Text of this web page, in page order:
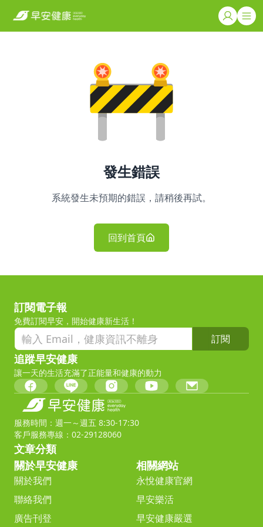
發生錯誤
系統發生未預期的錯誤，請稍後再試。
回到首頁
訂閱電子報
免費訂閱早安，開始健康新生活！
訂閱
追蹤早安健康
讓一天的生活充滿了正能量和健康的動力
服務時間：週一～週五 8:30-17:30
客戶服務專線：02-29128060
文章分類
關於早安健康
關於我們
聯絡我們
廣告刊登
相關網站
永悅健康官網
早安樂活
早安健康嚴選